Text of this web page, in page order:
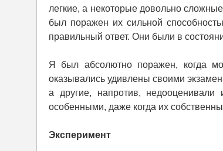
легкие, а некоторые довольно
был поражен их сильной
правильный ответ. Они были в
Я был абсолютно поражен, когда
оказывались удивлены своими
а другие, напротив,
особенными, даже когда их
Эксперимент